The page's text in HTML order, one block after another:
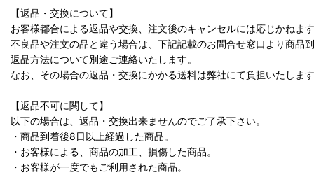
【返品・交換について】
お客様都合による返品や交換、注文後のキャンセルには応じかねま
不良品や注文の品と違う場合は、下記記載のお問合せ窓口より商品
返品方法について別途ご連絡いたします。
なお、その場合の返品・交換にかかる送料は弊社にて負担いたします
【返品不可に関して】
以下の場合は、返品・交換出来ませんのでご了承下さい。
・商品到着後8日以上経過した商品。
・お客様による、商品の加工、損傷した商品。
・お客様が一度でもご利用された商品。